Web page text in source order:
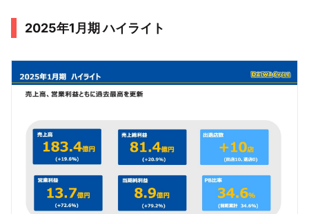
2025年1月期 ハイライト